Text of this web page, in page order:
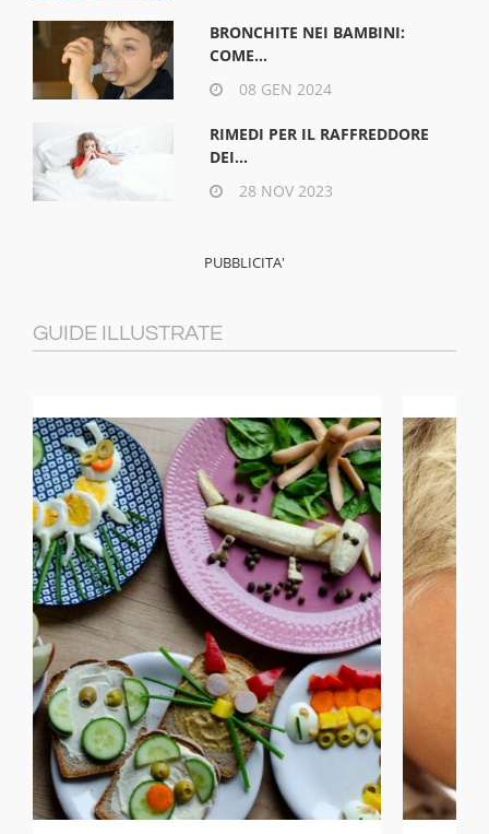
BRONCHITE NEI BAMBINI:
COME...
08 GEN 2024
RIMEDI PER IL RAFFREDDORE
DEI...
28 NOV 2023
GUIDE ILLUSTRATE